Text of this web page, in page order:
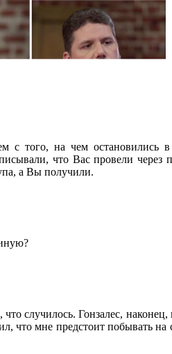
того, на чем остановились
что Вас провели через
а Вы получили.
случилось. Гонзалес,
что мне предстоит побывать на